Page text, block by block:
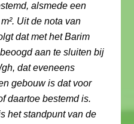
alsmede een
Uit de nota van
dat met het Barim
aan te sluiten bij
dat eveneens
gebouw is dat voor
daartoe bestemd is.
het standpunt van de